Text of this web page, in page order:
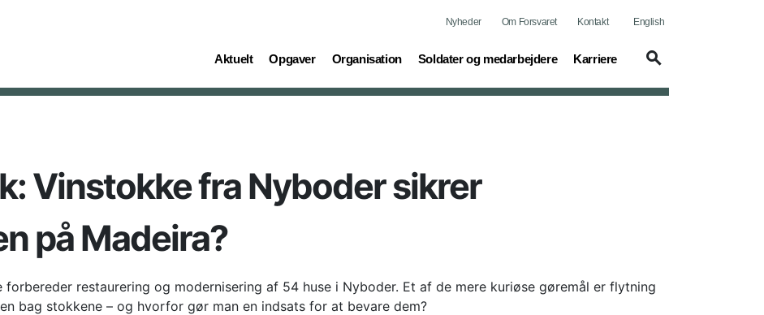
Nyheder Om Forsvaret Kontakt English
Aktuelt
(current) Opgaver
(current) Organisation
(current) Soldater og medarbejdere
(current) Karriere
(current)
Vinstokke fra Nyboder sikrer
på Madeira?
forbereder restaurering og modernisering af 54 huse i Nyboder. Et af de mere kuriøse gøremål er flytning
bag stokkene – og hvorfor gør man en indsats for at bevare dem?